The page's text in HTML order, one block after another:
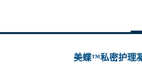
美蝶™私密护理